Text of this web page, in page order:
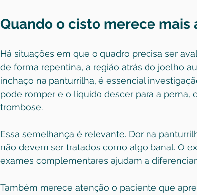
Quando o cisto merece mais
Há situações em que o quadro precisa ser
de forma repentina, a região atrás do joelho
inchaço na panturrilha, é essencial
pode romper e o líquido descer para a
trombose.
Essa semelhança é relevante. Dor na
não devem ser tratados como algo banal. O
exames complementares ajudam a
Também merece atenção o paciente que